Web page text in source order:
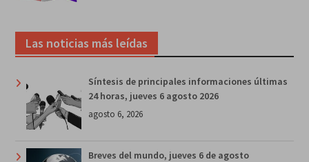
Las noticias más leídas
Síntesis de principales informaciones últimas
24 horas, jueves 6 agosto 2026
agosto 6, 2026
Breves del mundo, jueves 6 de agosto